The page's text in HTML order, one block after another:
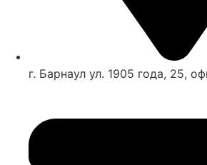
г. Барнаул ул. 1905 года, 25,